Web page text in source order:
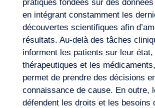
pratiques fondées sur des
en intégrant constamment les
découvertes scientifiques afin
résultats. Au-delà des tâches
informent les patients sur leur
thérapeutiques et les
permet de prendre des décisions
connaissance de cause. En outre,
défendent les droits et les besoins